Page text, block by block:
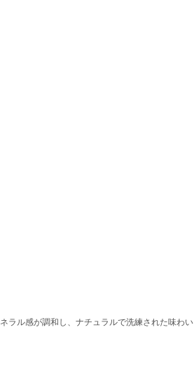
ラル感が調和し、ナチュラルで洗練された味わい